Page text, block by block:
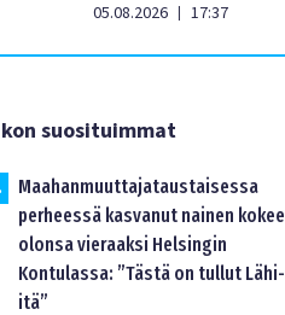
05.08.2026 | 17:37
suosituimmat
Maahanmuuttajataustaisessa
perheessä kasvanut nainen kokee
olonsa vieraaksi Helsingin
Kontulassa: ”Tästä on tullut Lähi-
itä”